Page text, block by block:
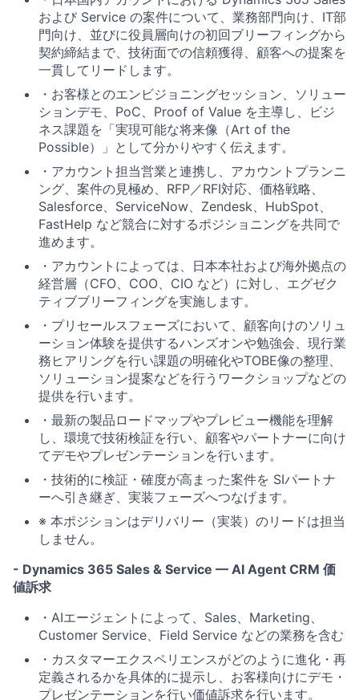
および Service の案件について、業務部門向け、IT部
門向け、並びに役員層向けの初回ブリーフィングから
契約締結まで、 技術面での信頼獲得、顧客への提案を
一貫してリード します。
・お客様とのエンビジョニングセッション、ソリュー
ションデモ、PoC、Proof of Value を主導し、
ビジ
ネス課題を「実現可能な将来像（Art of the
Possible）」として分かりやすく伝えます。
・アカウント担当営業と連携し、アカウントプランニ
ング、案件の見極め、RFP／RFI対応、価格戦略、
Salesforce、ServiceNow、Zendesk、HubSpot、
FastHelp など競合に対するポジショニングを共同で
進めます。
・アカウントによっては、日本本社および海外拠点の
経営層（CFO、COO、CIO など）に対し、 エグゼク
ティブブリーフィングを実施します。
・プリセールスフェーズにおいて、顧客向けのソリュ
ーション体験を提供するハンズオンや勉強会、現行業
務ヒアリングを行い課題の明確化やTOBE像の整理、
ソリューション提案などを行うワークショップなどの
提供を行います。
・最新の製品ロードマップやプレビュー機能を理解
し、環境で技術検証を行い、顧客やパートナーに向け
てデモやプレゼンテーションを行います。
・技術的に検証・確度が高まった案件を SIパートナ
ーへ引き継ぎ、実装フェーズへつなげます。
※ 本ポジションはデリバリー（実装）のリードは担当
しません。
- Dynamics 365 Sales & Service — AI Agent CRM 価
値訴求
・AIエージェントによって、 Sales、Marketing、
Customer Service、Field Service などの業務を含む
・カスタマーエクスペリエンスがどのように進化・再
定義されるかを具体的に提示し、お客様向けにデモ・
プレゼンテーションを行い価値訴求を行います。